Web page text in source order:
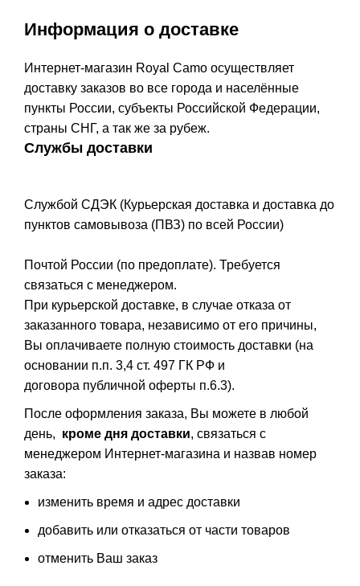
Информация о доставке
Интернет-магазин Royal Camo осуществляет
доставку заказов во все города и населённые
пункты России, субъекты Российской Федерации,
страны СНГ, а так же за рубеж.
Службы доставки
Службой СДЭК (Курьерская доставка и доставка до
пунктов самовывоза (ПВЗ) по всей России)
Почтой России (по предоплате). Требуется
связаться с менеджером.
При курьерской доставке, в случае отказа от
заказанного товара, независимо от его причины,
Вы оплачиваете полную стоимость доставки (на
основании п.п. 3,4 ст. 497 ГК РФ и
договора публичной оферты п.6.3).
После оформления заказа, Вы можете в любой
день, кроме дня доставки, связаться с
менеджером Интернет-магазина и назвав номер
заказа:
изменить время и адрес доставки
добавить или отказаться от части товаров
отменить Ваш заказ